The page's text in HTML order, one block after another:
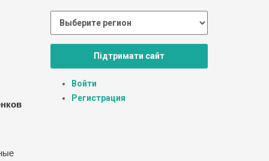
Підтримати сайт
Войти
Регистрация